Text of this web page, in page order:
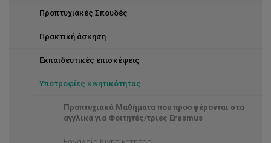
Προπτυχιακές Σπουδές
Πρακτική άσκηση
Εκπαιδευτικές επισκέψεις
Υποτροφίες κινητικότητας
Προπτυχιακά Μαθήματα που προσφέρονται στα
αγγλικά για Φοιτητές/τριες Erasmus